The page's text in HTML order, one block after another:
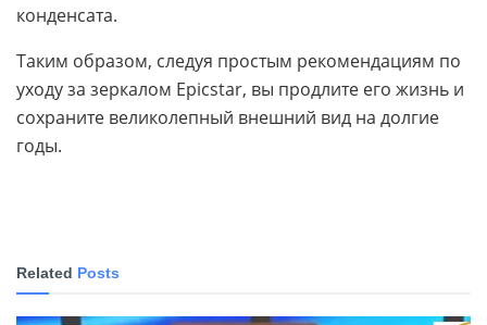
конденсата.
Таким образом, следуя простым рекомендациям по
уходу за зеркалом Epicstar, вы продлите его жизнь и
сохраните великолепный внешний вид на долгие
годы.
Related Posts